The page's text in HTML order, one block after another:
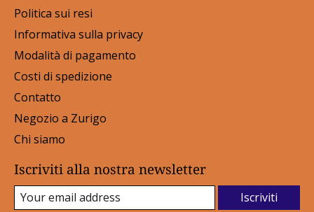
Politica sui resi
Informativa sulla privacy
Modalità di pagamento
Costi di spedizione
Contatto
Negozio a Zurigo
Chi siamo
Iscriviti alla nostra newsletter
Iscriviti